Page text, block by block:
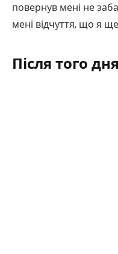
повернув мені не
мені відчуття, що я
Після того дня